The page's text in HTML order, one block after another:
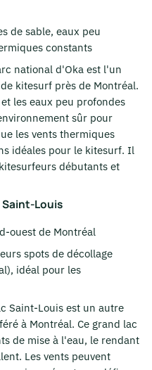
de sable, eaux peu
constants
national d'Oka est l'un
kitesurf près de Montréal.
les eaux peu profondes
sûr pour
les vents thermiques
idéales pour le kitesurf. Il
débutants et
Saint-Louis
ouest de Montréal
spots de décollage
idéal pour les
Saint-Louis est un autre
à Montréal. Ce grand lac
de mise à l'eau, le rendant
Les vents peuvent